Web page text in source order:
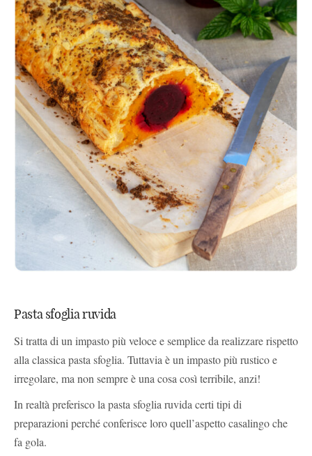
Pasta sfoglia ruvida
Si tratta di un impasto più veloce e semplice da realizzare rispetto
alla classica pasta sfoglia. Tuttavia è un impasto più rustico e
irregolare, ma non sempre è una cosa così terribile, anzi!
In realtà preferisco la pasta sfoglia ruvida certi tipi di
preparazioni perché conferisce loro quell’aspetto casalingo che
fa gola.